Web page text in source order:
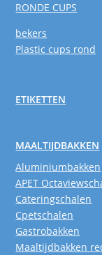
RONDE CUPS
bekers
Plastic cups rond
ETIKETTEN
MAALTIJDBAKKEN
Aluminiumbakken
APET
Cateringschalen
Cpetschalen
Gastrobakken
Maaltijdbakken